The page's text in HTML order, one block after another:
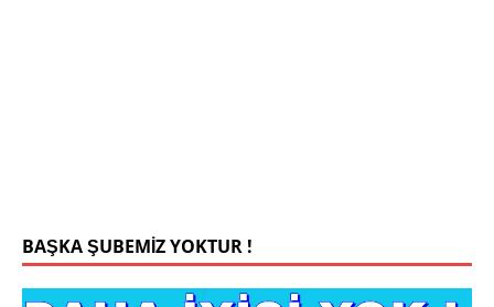
BAŞKA ŞUBEMİZ YOKTUR !